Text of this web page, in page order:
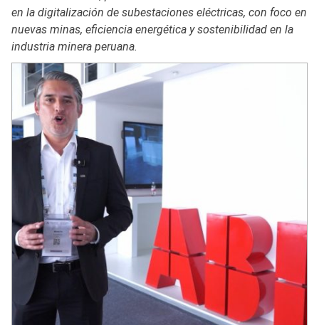
en la digitalización de subestaciones eléctricas, con foco en
nuevas minas, eficiencia energética y sostenibilidad en la
industria minera peruana.